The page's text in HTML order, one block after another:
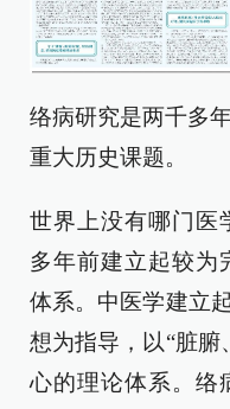
络病研究是两千多
重大历史课题。
世界上没有哪门医
多年前建立起较为
体系。中医学建立
想为指导，以“脏腑
心的理论体系。络